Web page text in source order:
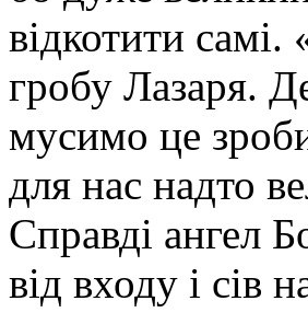
відкотити самі.
гробу Лазаря.
мусимо це
для нас надто
Справді ангел
від входу і сів